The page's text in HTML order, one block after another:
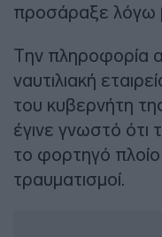
προσάραξε λόγω
Την πληροφορία
ναυτιλιακή
του κυβερνήτη
έγινε γνωστό ότι
το φορτηγό
τραυματισμοί.